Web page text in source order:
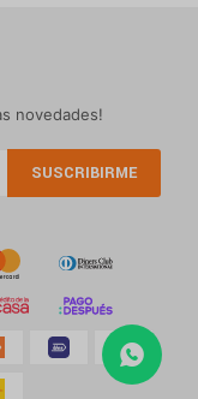
novedades!
SUSCRIBIRME